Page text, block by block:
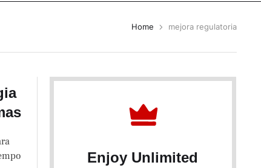
Home mejora regulatoria
Enjoy Unlimited